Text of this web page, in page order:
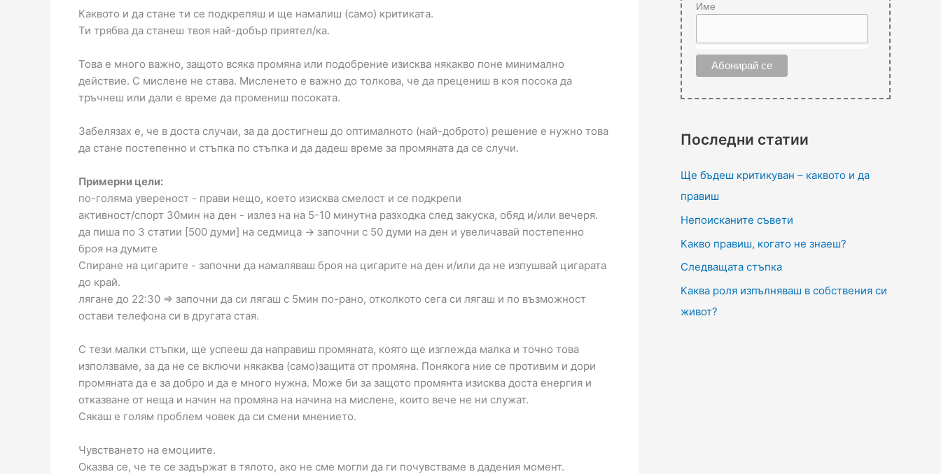
Каквото и да стане ти се подкрепяш и ще намалиш (само) критиката.
Ти трябва да станеш твоя най-добър приятел/ка.
Това е много важно, защото всяка промяна или подобрение изисква някакво поне минимално
действие. С мислене не става. Мисленето е важно до толкова, че да прецениш в коя посока да
тръчнеш или дали е време да промениш посоката.
Забелязах е, че в доста случаи, за да достигнеш до оптималното (най-доброто) решение е нужно това
да стане постепенно и стъпка по стъпка и да дадеш време за промяната да се случи.
Примерни цели:
по-голяма увереност - прави нещо, което изисква смелост и се подкрепи
активност/спорт 30мин на ден - излез на на 5-10 минутна разходка след закуска, обяд и/или вечеря.
да пиша по 3 статии [500 думи] на седмица -> започни с 50 думи на ден и увеличавай постепенно
броя на думите
Спиране на цигарите - започни да намаляваш броя на цигарите на ден и/или да не изпушвай цигарата
до край.
лягане до 22:30 => започни да си лягаш с 5мин по-рано, отколкото сега си лягаш и по възможност
остави телефона си в другата стая.
С тези малки стъпки, ще успееш да направиш промяната, която ще изглежда малка и точно това
използваме, за да не се включи някаква (само)защита от промяна. Понякога ние се противим и дори
промяната да е за добро и да е много нужна. Може би за защото промянта изисква доста енергия и
отказване от неща и начин на промяна на начина на мислене, които вече не ни служат.
Сякаш е голям проблем човек да си смени мнението.
Чувстването на емоциите.
Оказва се, че те се задържат в тялото, ако не сме могли да ги почувстваме в дадения момент.
Име
Последни статии
Ще бъдеш критикуван – каквото и да
правиш
Непоисканите съвети
Какво правиш, когато не знаеш?
Следващата стъпка
Каква роля изпълняваш в собствения си
живот?